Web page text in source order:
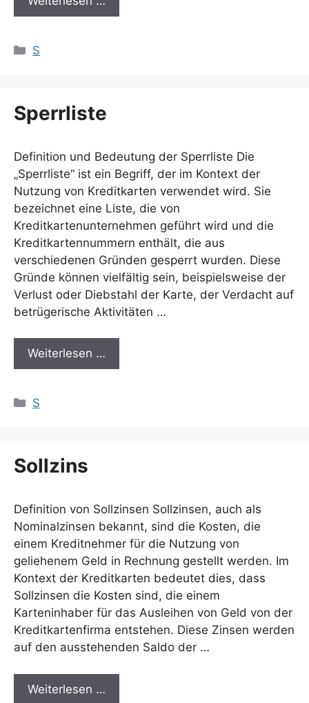
Kategorien
S
Sperrliste
Definition und Bedeutung der Sperrliste Die
„Sperrliste“ ist ein Begriff, der im Kontext der
Nutzung von Kreditkarten verwendet wird. Sie
bezeichnet eine Liste, die von
Kreditkartenunternehmen geführt wird und die
Kreditkartennummern enthält, die aus
verschiedenen Gründen gesperrt wurden. Diese
Gründe können vielfältig sein, beispielsweise der
Verlust oder Diebstahl der Karte, der Verdacht auf
betrügerische Aktivitäten …
Weiterlesen …
Kategorien
S
Sollzins
Definition von Sollzinsen Sollzinsen, auch als
Nominalzinsen bekannt, sind die Kosten, die
einem Kreditnehmer für die Nutzung von
geliehenem Geld in Rechnung gestellt werden. Im
Kontext der Kreditkarten bedeutet dies, dass
Sollzinsen die Kosten sind, die einem
Karteninhaber für das Ausleihen von Geld von der
Kreditkartenfirma entstehen. Diese Zinsen werden
auf den ausstehenden Saldo der …
Weiterlesen …